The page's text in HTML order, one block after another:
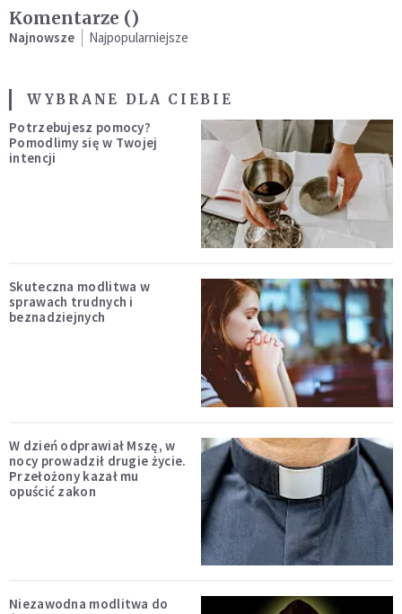
Komentarze ()
Najnowsze Najpopularniejsze
WYBRANE DLA CIEBIE
Potrzebujesz pomocy?
Pomodlimy się w Twojej
intencji
Skuteczna modlitwa w
sprawach trudnych i
beznadziejnych
W dzień odprawiał Mszę, w
nocy prowadził drugie życie.
Przełożony kazał mu
opuścić zakon
Niezawodna modlitwa do